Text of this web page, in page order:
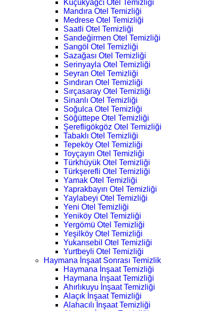
Küçükyağcı Otel Temizliği
Mandıra Otel Temizliği
Medrese Otel Temizliği
Saatli Otel Temizliği
Sarıdeğirmen Otel Temizliği
Sarıgöl Otel Temizliği
Sazağası Otel Temizliği
Serinyayla Otel Temizliği
Seyran Otel Temizliği
Sındıran Otel Temizliği
Sırçasaray Otel Temizliği
Sinanlı Otel Temizliği
Soğulca Otel Temizliği
Söğüttepe Otel Temizliği
Şerefligökgöz Otel Temizliği
Tabaklı Otel Temizliği
Tepeköy Otel Temizliği
Toyçayırı Otel Temizliği
Türkhüyük Otel Temizliği
Türkşerefli Otel Temizliği
Yamak Otel Temizliği
Yaprakbayırı Otel Temizliği
Yaylabeyi Otel Temizliği
Yeni Otel Temizliği
Yeniköy Otel Temizliği
Yergömü Otel Temizliği
Yeşilköy Otel Temizliği
Yukarısebil Otel Temizliği
Yurtbeyli Otel Temizliği
Haymana İnşaat Sonrası Temizlik
Haymana İnşaat Temizliği
Haymana İnşaat Temizliği
Ahırlıkuyu İnşaat Temizliği
Alaçık İnşaat Temizliği
Alahacılı İnşaat Temizliği